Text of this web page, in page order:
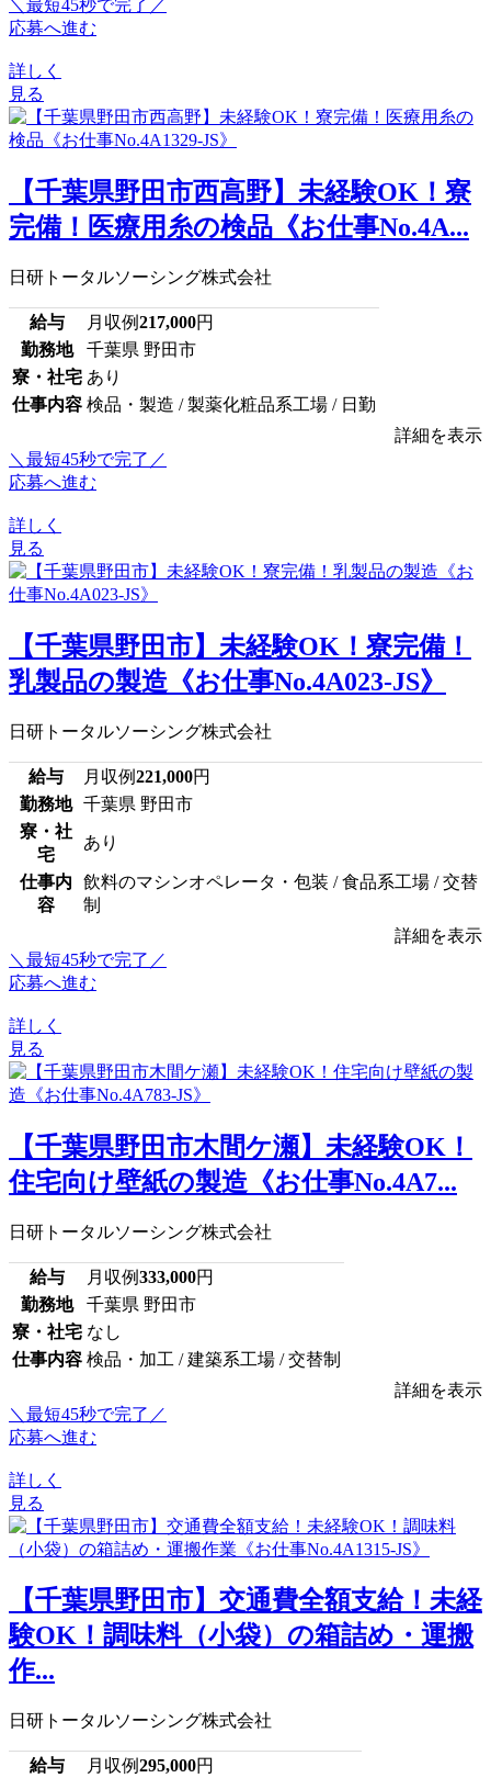
＼最短45秒で完了／
応募へ進む
詳しく
見る
【千葉県野田市西高野】未経験OK！寮
完備！医療用糸の検品《お仕事No.4A...
日研トータルソーシング株式会社
給与 月収例217,000円
勤務地
千葉県 野田市
寮・社宅 あり
仕事内容 検品・製造 / 製薬化粧品系工場 / 日勤
詳細を表示
＼最短45秒で完了／
応募へ進む
詳しく
見る
【千葉県野田市】未経験OK！寮完備！
乳製品の製造《お仕事No.4A023-JS》
日研トータルソーシング株式会社
給与 月収例221,000円
勤務地
千葉県 野田市
寮・社
宅
あり
仕事内
容
飲料のマシンオペレータ・包装 / 食品系工場 / 交替
制
詳細を表示
＼最短45秒で完了／
応募へ進む
詳しく
見る
【千葉県野田市木間ケ瀬】未経験OK！
住宅向け壁紙の製造《お仕事No.4A7...
日研トータルソーシング株式会社
給与 月収例333,000円
勤務地
千葉県 野田市
寮・社宅 なし
仕事内容 検品・加工 / 建築系工場 / 交替制
詳細を表示
＼最短45秒で完了／
応募へ進む
詳しく
見る
【千葉県野田市】交通費全額支給！未経
験OK！調味料（小袋）の箱詰め・運搬
作...
日研トータルソーシング株式会社
給与 月収例295,000円